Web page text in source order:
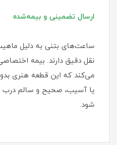
ارسال تضمینی و بیمه‌شده
ساعت‌های بتنی به دلیل
نقل دقیق دارند. بیمه
می‌کند که این قطعه هنری
یا آسیب، صحیح و سالم درب
شود.